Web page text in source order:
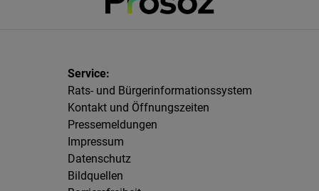
Rats- und Bürgerinformationssystem
Kontakt und Öffnungszeiten
Pressemeldungen
Impressum
Datenschutz
Bildquellen